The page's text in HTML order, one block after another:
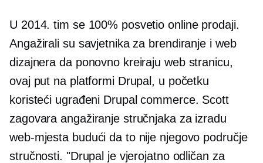
U 2014. tim se 100% posvetio online prodaji.
Angažirali su savjetnika za brendiranje i web
dizajnera da ponovno kreiraju web stranicu,
ovaj put na platformi Drupal, u početku
koristeći ugrađeni Drupal commerce. Scott
zagovara angažiranje stručnjaka za izradu
web-mjesta budući da to nije njegovo područje
stručnosti. "Drupal je vjerojatno odličan za